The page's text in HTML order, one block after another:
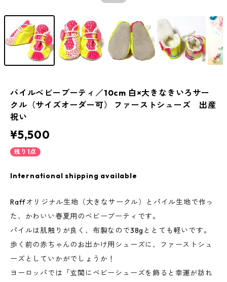
パイルベビーブーティ／10cm 白×大きなきいろサー
クル（サイズオーダー可） ファーストシューズ 出産
祝い
¥5,500
残り1点
International shipping available
Raffオリジナル生地（大きなサークル）とパイル生地で作っ
た、かわいい春夏用のベビーブーティです。
パイルは肌触りが良く、布製なので38gととても軽いです。
歩く前の赤ちゃんのお出かけ用シューズに、ファーストシュ
ーズとしていかがでしょうか！
ヨーロッパでは「玄関にベビーシューズを飾ると幸運が訪れ